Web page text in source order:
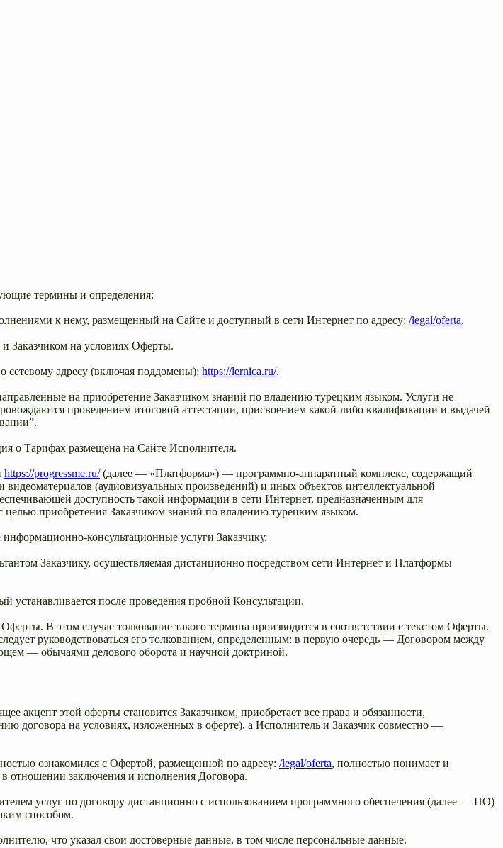
термины и определения:
к нему, размещенный на Сайте и доступный в сети Интернет по адресу: /legal/oferta.
Заказчиком на условиях Оферты.
сетевому адресу (включая поддомены): https://lernica.ru/.
на приобретение Заказчиком знаний по владению турецким языком. Услуги не
проведением итоговой аттестации, присвоением какой-либо квалификации и выдачей
о Тарифах размещена на Сайте Исполнителя.
https://progressme.ru/(далее — «Платформа») — программно-аппаратный комплекс, содержащий
(аудиовизуальных произведений) и иных объектов интеллектуальной
доступность такой информации в сети Интернет, предназначенным для
приобретения Заказчиком знаний по владению турецким языком.
консультационные услуги Заказчику.
Заказчику, осуществляемая дистанционно посредством сети Интернет и Платформы
устанавливается после проведения пробной Консультации.
В этом случае толкование такого термина производится в соответствии с текстом Оферты.
руководствоваться его толкованием, определенным: в первую очередь — Договором между
— обычаями делового оборота и научной доктриной.
акцепт этой оферты становится Заказчиком, приобретает все права и обязанности,
договора на условиях, изложенных в оферте), а Исполнитель и Заказчик совместно —
ознакомился с Офертой, размещенной по адресу: /legal/oferta, полностью понимает и
отношении заключения и исполнения Договора.
услуг по договору дистанционно с использованием программного обеспечения (далее — ПО)
способом.
что указал свои достоверные данные, в том числе персональные данные.